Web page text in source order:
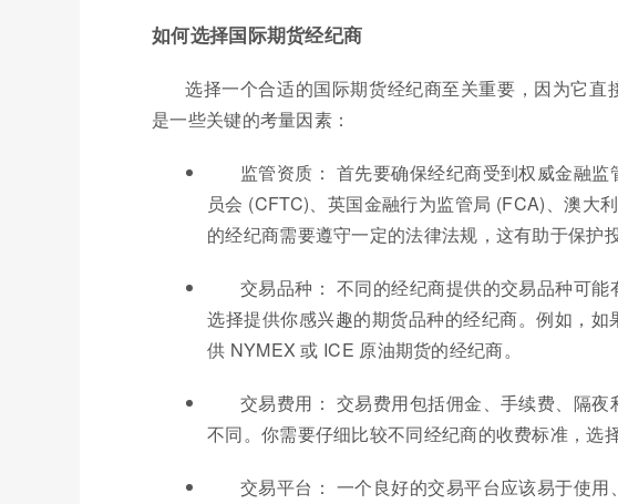
如何选择国际期货经纪商
选择一个合适的国际期货经纪商至关重要，因为它
是一些关键的考量因素：
监管资质： 首先要确保经纪商受到权威金融
员会 (CFTC)、英国金融行为监管局 (FCA)、澳大
的经纪商需要遵守一定的法律法规，这有助于保护
交易品种： 不同的经纪商提供的交易品种可能
选择提供你感兴趣的期货品种的经纪商。例如，
供 NYMEX 或 ICE 原油期货的经纪商。
交易费用： 交易费用包括佣金、手续费、隔
不同。你需要仔细比较不同经纪商的收费标准，选
交易平台： 一个良好的交易平台应该易于使